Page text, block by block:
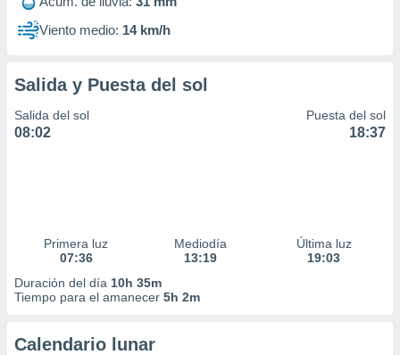
1199
Viento medio: 14 km/h
Salida y Puesta del sol
Salida del sol
08:02
Puesta del sol
18:37
Primera luz
07:36
Mediodía
13:19
Última luz
19:03
Duración del día 10h 35m
Tiempo para el amanecer 5h 2m
Calendario lunar